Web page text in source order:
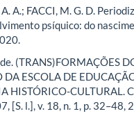
A.; FACCI, M. G. D.
psíquico: do
de. (TRANS)FORMAÇÕES
DA ESCOLA DE
HISTÓRICO-CULTURAL.
[S. l.], v. 18, n. 1, p. 32–48,